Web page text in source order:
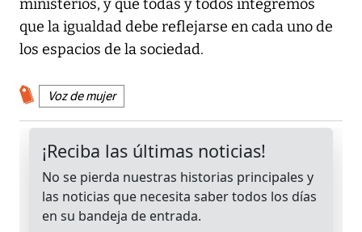
ministerios, y que todas y todos integremos
que la igualdad debe reflejarse en cada uno de
los espacios de la sociedad.
Voz de mujer